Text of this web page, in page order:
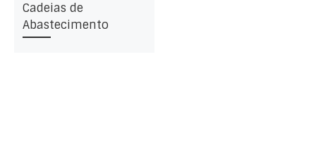
Cadeias de
Abastecimento